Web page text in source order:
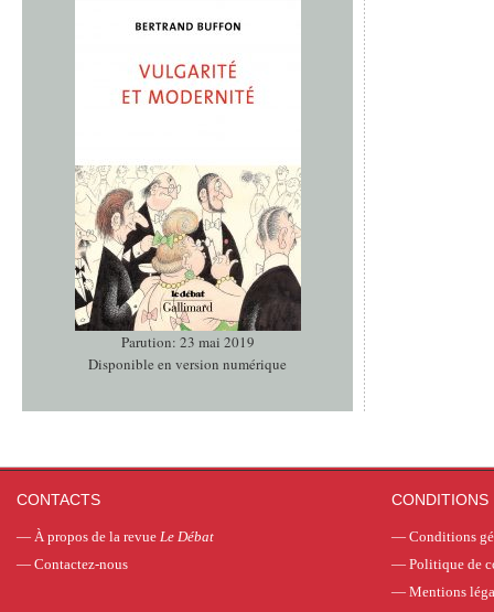
Parution: 23 mai 2019
Disponible en version numérique
CONTACTS
— À propos de la revue Le Débat
— Contactez-nous
CONDITIONS
— Conditions
— Politique de
— Mentions